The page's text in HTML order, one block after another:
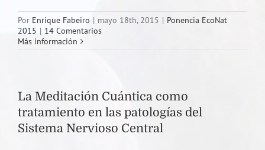
Por Enrique Fabeiro | mayo 18th, 2015 | Ponencia EcoNat
2015 | 14 Comentarios
Más información
La Meditación Cuántica como
tratamiento en las patologías del
Sistema Nervioso Central